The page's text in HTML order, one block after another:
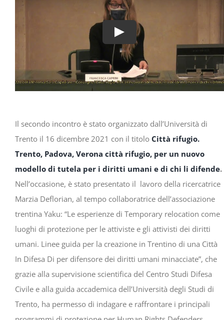
Il secondo incontro è stato organizzato dall’Università di
Trento il 16 dicembre 2021 con il titolo Città rifugio.
Trento, Padova, Verona città rifugio, per un nuovo
modello di tutela per i diritti umani e di chi li difende.
Nell’occasione, è stato presentato il lavoro della ricercatrice
Marzia Deflorian, al tempo collaboratrice dell’associazione
trentina Yaku: “Le esperienze di Temporary relocation come
luoghi di protezione per le attiviste e gli attivisti dei diritti
umani. Linee guida per la creazione in Trentino di una Città
In Difesa Di per difensore dei diritti umani minacciate”, che
grazie alla supervisione scientifica del Centro Studi Difesa
Civile e alla guida accademica dell’Università degli Studi di
Trento, ha permesso di indagare e raffrontare i principali